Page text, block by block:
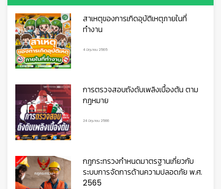
สาเหตุของการเกิดอุบัติเหตุภายในที่
ทำงาน
4 มิถุนายน 2565
การตรวจสอบถังดับเพลิงเบื้องต้น ตาม
กฎหมาย
24 มิถุนายน 2566
กฎกระทรวงกำหนดมาตรฐานเกี่ยวกับ
ระบบการจัดการด้านความปลอดภัย พ.ศ.
2565